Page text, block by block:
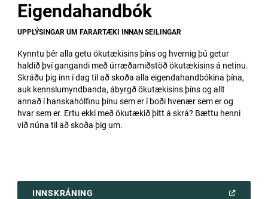
Eigendahandbók
UPPLÝSINGAR UM FARARTÆKI INNAN SEILINGAR
Kynntu þér alla getu ökutækisins þíns og hvernig þú getur
haldið því gangandi með úrræðamiðstöð ökutækisins á netinu.
Skráðu þig inn í dag til að skoða alla eigendahandbókina þína,
auk kennslumyndbanda, ábyrgð ökutækisins þíns og allt
annað í hanskahólfinu þínu sem er í boði hvenær sem er og
hvar sem er. Ertu ekki með ökutækið þitt á skrá? Bættu henni
við núna til að skoða þig um.
INNSKRÁNING